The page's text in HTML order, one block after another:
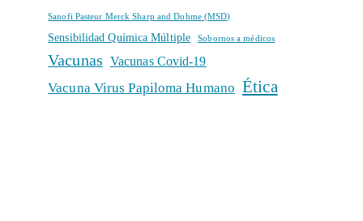
Sanofi Pasteur Merck Sharp and Dohme (MSD)
Sensibilidad Química Múltiple Sobornos a médicos
Vacunas Vacunas Covid-19
Vacuna Virus Papiloma Humano Ética